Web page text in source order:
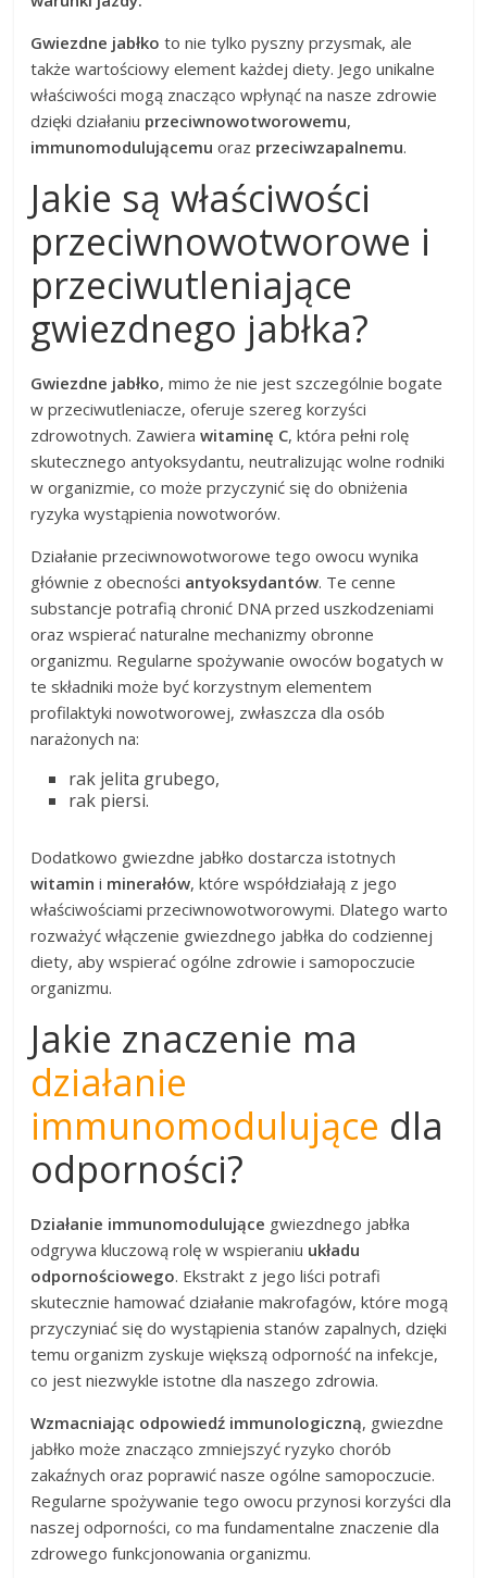
Gwiezdne jabłko to nie tylko pyszny przysmak, ale
także wartościowy element każdej diety. Jego unikalne
właściwości mogą znacząco wpłynąć na nasze zdrowie
dzięki działaniu przeciwnowotworowemu,
immunomodulującemu oraz przeciwzapalnemu.
Jakie są właściwości
przeciwnowotworowe i
przeciwutleniające
gwiezdnego jabłka?
Gwiezdne jabłko, mimo że nie jest szczególnie bogate
w przeciwutleniacze, oferuje szereg korzyści
zdrowotnych. Zawierawitaminę C, która pełni rolę
skutecznego antyoksydantu, neutralizując wolne rodniki
w organizmie, co może przyczynić się do obniżenia
ryzyka wystąpienia nowotworów.
Działanie przeciwnowotworowe tego owocu wynika
głównie z obecności antyoksydantów. Te cenne
substancje potrafią chronić DNA przed uszkodzeniami
oraz wspierać naturalne mechanizmy obronne
organizmu. Regularne spożywanie owoców bogatych w
te składniki może być korzystnym elementem
profilaktyki nowotworowej, zwłaszcza dla osób
narażonych na:
rak jelita grubego,
rak piersi.
Dodatkowo gwiezdne jabłko dostarcza istotnych
witamin i minerałów, które współdziałają z jego
właściwościami przeciwnowotworowymi. Dlatego warto
rozważyć włączenie gwiezdnego jabłka do codziennej
diety, aby wspierać ogólne zdrowie i samopoczucie
organizmu.
Jakie znaczenie ma
działanie
immunomodulujące dla
odporności?
Działanie immunomodulujące gwiezdnego jabłka
odgrywa kluczową rolę w wspieraniu układu
odpornościowego. Ekstrakt z jego liści potrafi
skutecznie hamować działanie makrofagów, które mogą
przyczyniać się do wystąpienia stanów zapalnych, dzięki
temu organizm zyskuje większą odporność na infekcje,
co jest niezwykle istotne dla naszego zdrowia.
Wzmacniając odpowiedź immunologiczną, gwiezdne
jabłko może znacząco zmniejszyć ryzyko chorób
zakaźnych oraz poprawić nasze ogólne samopoczucie.
Regularne spożywanie tego owocu przynosi korzyści dla
naszej odporności, co ma fundamentalne znaczenie dla
zdrowego funkcjonowania organizmu.